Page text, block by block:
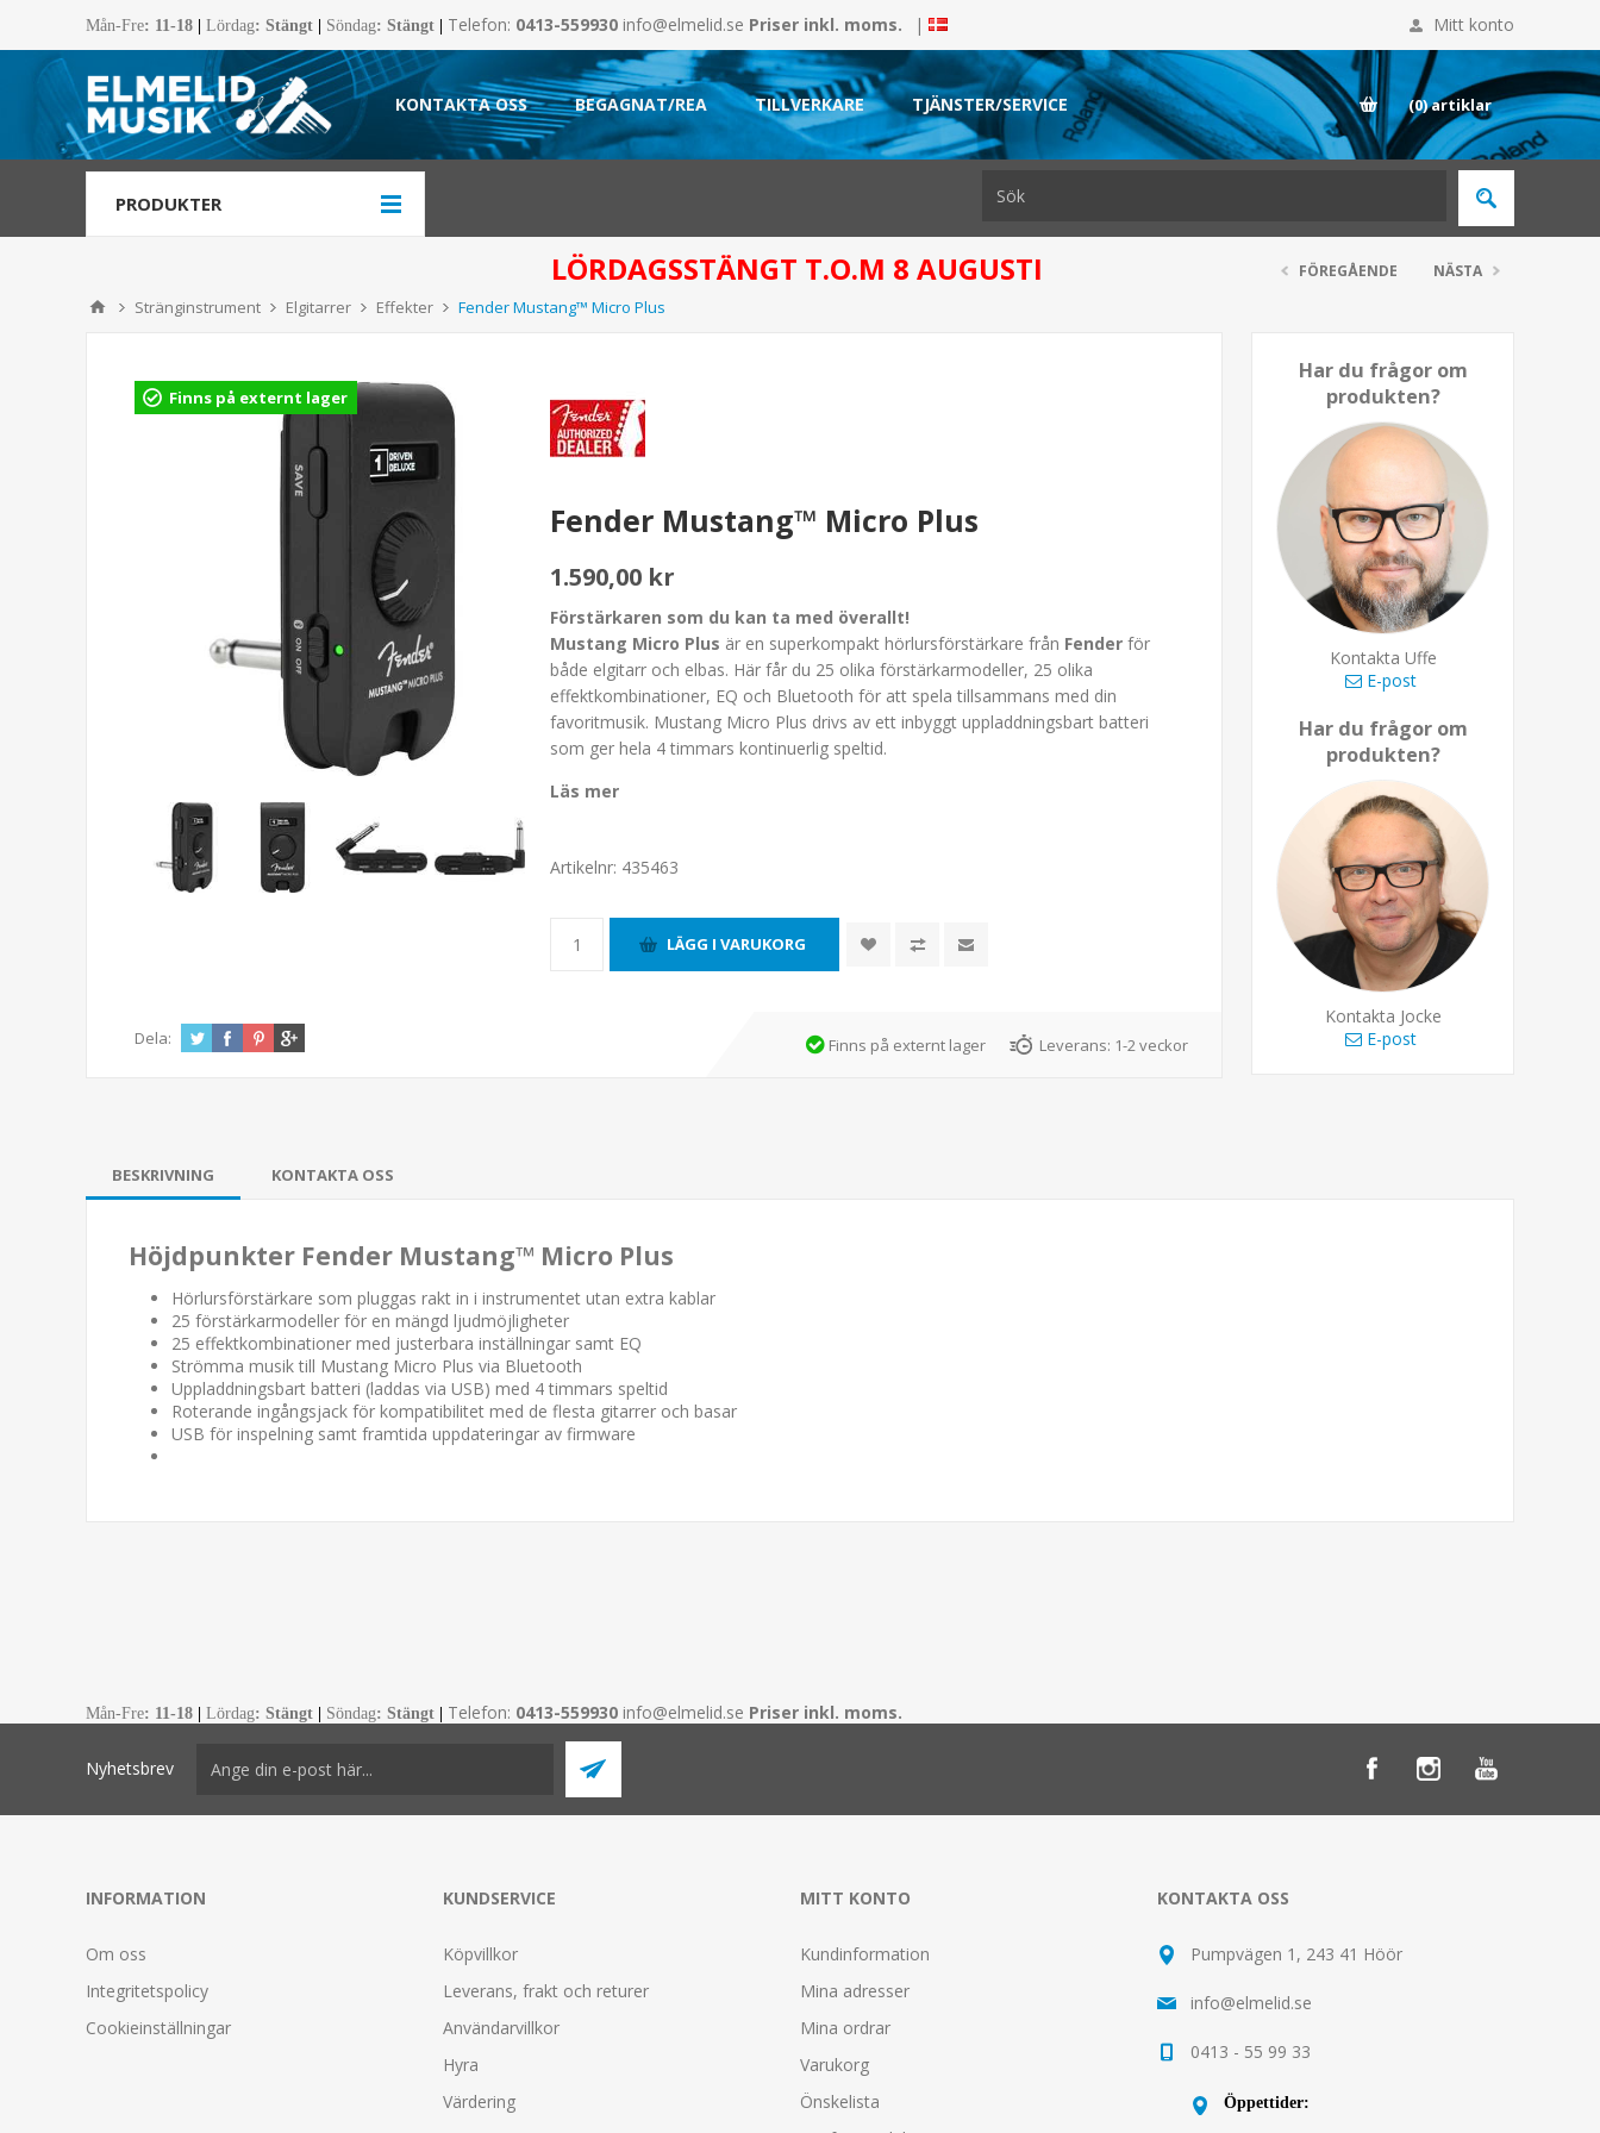
Mån-Fre: 11-18 Lördag: Stängt Söndag: Stängt Telefon: 0413-559930 info@elmelid.se Priser inkl. moms. | Mitt konto
KONTAKTA OSS BEGAGNAT/REA TILLVERKARE TJÄNSTER/SERVICE (0)artiklar
PRODUKTER
LÖRDAGSSTÄNGT T.O.M 8 AUGUSTI
Stränginstrument Elgitarrer Effekter Fender Mustang™ Micro Plus
FÖREGÅENDE NÄSTA
Har du frågor om
produkten?
Kontakta Uffe
E-post
Har du frågor om
produkten?
Kontakta Jocke
E-post
Finns på externt lager
Fender Mustang™ Micro Plus
1.590,00 kr
Förstärkaren som du kan ta med överallt!
Mustang Micro Plus är en superkompakt hörlursförstärkare från Fender för
både elgitarr och elbas. Här får du 25 olika förstärkarmodeller, 25 olika
effektkombinationer, EQ och Bluetooth för att spela tillsammans med din
favoritmusik. Mustang Micro Plus drivs av ett inbyggt uppladdningsbart batteri
som ger hela 4 timmars kontinuerlig speltid.
Läs mer
Artikelnr: 435463
Dela: Finns på externt lager Leverans: 1-2 veckor
BESKRIVNING KONTAKTA OSS
Höjdpunkter Fender Mustang™ Micro Plus
Hörlursförstärkare som pluggas rakt in i instrumentet utan extra kablar
25 förstärkarmodeller för en mängd ljudmöjligheter
25 effektkombinationer med justerbara inställningar samt EQ
Strömma musik till Mustang Micro Plus via Bluetooth
Uppladdningsbart batteri (laddas via USB) med 4 timmars speltid
Roterande ingångsjack för kompatibilitet med de flesta gitarrer och basar
USB för inspelning samt framtida uppdateringar av firmware
Mån-Fre: 11-18 Lördag: Stängt Söndag: Stängt Telefon: 0413-559930 info@elmelid.se Priser inkl. moms.
Nyhetsbrev
INFORMATION
Om oss
Integritetspolicy
Cookieinställningar
KUNDSERVICE
Köpvillkor
Leverans, frakt och returer
Användarvillkor
Hyra
Värdering
MITT KONTO
Kundinformation
Mina adresser
Mina ordrar
Varukorg
Önskelista
KONTAKTA OSS
Pumpvägen 1, 243 41 Höör
info@elmelid.se
0413 - 55 99 33
Öppettider: